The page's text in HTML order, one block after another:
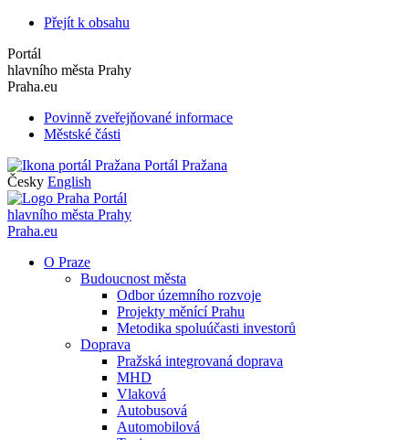
Přejít k obsahu
Portál
hlavního města Prahy
Praha.eu
Povinně zveřejňované informace
Městské části
Portál Pražana
Česky English
Portál
hlavního města Prahy
Praha.eu
O Praze
Budoucnost města
Odbor územního rozvoje
Projekty měnící Prahu
Metodika spoluúčasti investorů
Doprava
Pražská integrovaná doprava
MHD
Vlaková
Autobusová
Automobilová